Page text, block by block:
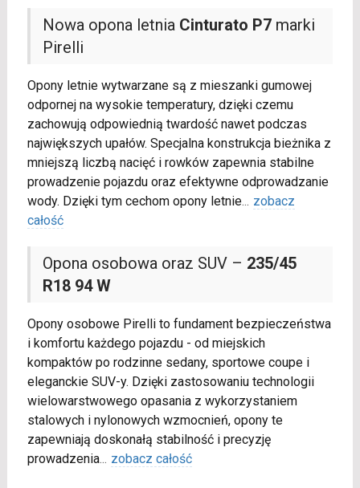
Nowa opona letnia Cinturato P7marki
Pirelli
Opony letnie wytwarzane są z mieszanki gumowej
odpornej na wysokie temperatury, dzięki czemu
zachowują odpowiednią twardość nawet podczas
największych upałów. Specjalna konstrukcja bieżnika z
mniejszą liczbą nacięć i rowków zapewnia stabilne
prowadzenie pojazdu oraz efektywne odprowadzanie
wody. Dzięki tym cechom opony letnie... zobacz
całość
Opona osobowa oraz SUV – 235/45
R18 94 W
Opony osobowe Pirelli to fundament bezpieczeństwa
i komfortu każdego pojazdu - od miejskich
kompaktów po rodzinne sedany, sportowe coupe i
eleganckie SUV-y. Dzięki zastosowaniu technologii
wielowarstwowego opasania z wykorzystaniem
stalowych i nylonowych wzmocnień, opony te
zapewniają doskonałą stabilność i precyzję
prowadzenia... zobacz całość